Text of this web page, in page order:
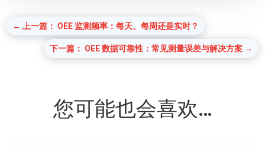
← 上一篇： OEE 监测频率：每天、每周还是实时？
下一篇： OEE 数据可靠性：常见测量误差与解决方案→
您可能也会喜欢…